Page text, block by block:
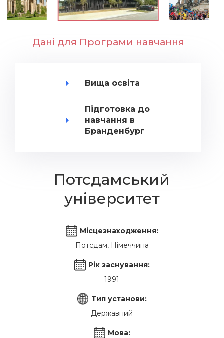
Дані для Програми навчання
Вища освіта
Підготовка до
навчання в
Бранденбург
Потсдамський
університет
Місцезнаходження:
Потсдам, Німеччина
Рік заснування:
1991
Тип установи:
Державний
Мова: